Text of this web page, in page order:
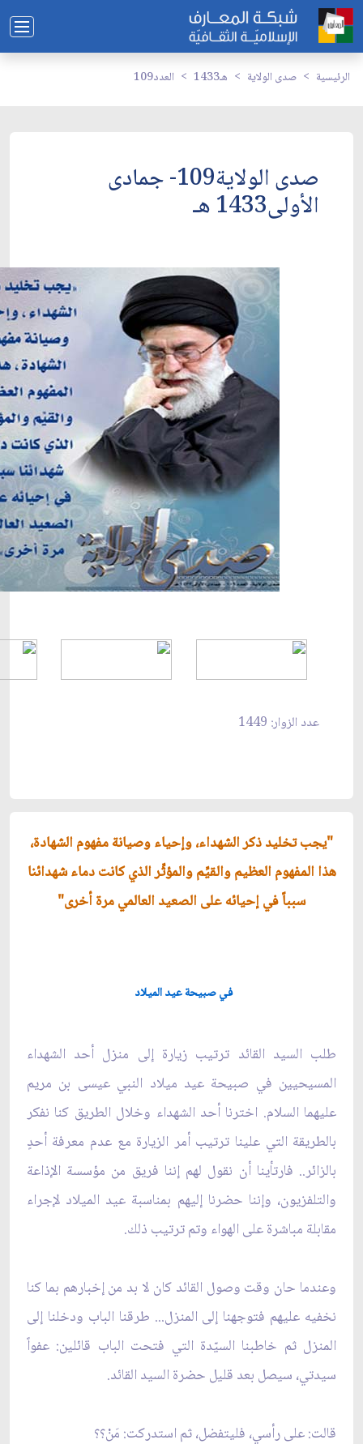
الرئيسية صدى الولاية 1433هـ العدد109
صدى الولاية109- جمادى
الأولى1433 هـ
عدد الزوار: 1449
"يجب تخليد ذكر الشهداء، وإحياء وصيانة مفهوم الشهادة،
هذا المفهوم العظيم والقيِّم والمؤثِّر الذي كانت دماء شهدائنا
سبباً في إحيائه على الصعيد العالمي مرة أخرى"
في صبيحة عيد الميلاد
طلب السيد القائد ترتيب زيارة إلى منزل أحد الشهداء
المسيحيين في صبيحة عيد ميلاد النبي عيسى بن مريم
عليهما السلام. اخترنا أحد الشهداء وخلال الطريق كنا نفكر
بالطريقة التي علينا ترتيب أمر الزيارة مع عدم معرفة أحدٍ
بالزائر.. فارتأينا أن نقول لهم إننا فريق من مؤسسة الإذاعة
والتلفزيون، وإننا حضرنا إليهم بمناسبة عيد الميلاد لإجراء
مقابلة مباشرة على الهواء وتم ترتيب ذلك.
وعندما حان وقت وصول القائد كان لا بد من إخبارهم بما كنا
نخفيه عليهم فتوجهنا إلى المنزل... طرقنا الباب ودخلنا إلى
المنزل ثم خاطبنا السيّدة التي فتحت الباب قائلين: عفواً
سيدتي، سيصل بعد قليل حضرة السيد القائد.
قالت: على رأسي، فليتفضل، ثم استدركت: مَنْ؟؟